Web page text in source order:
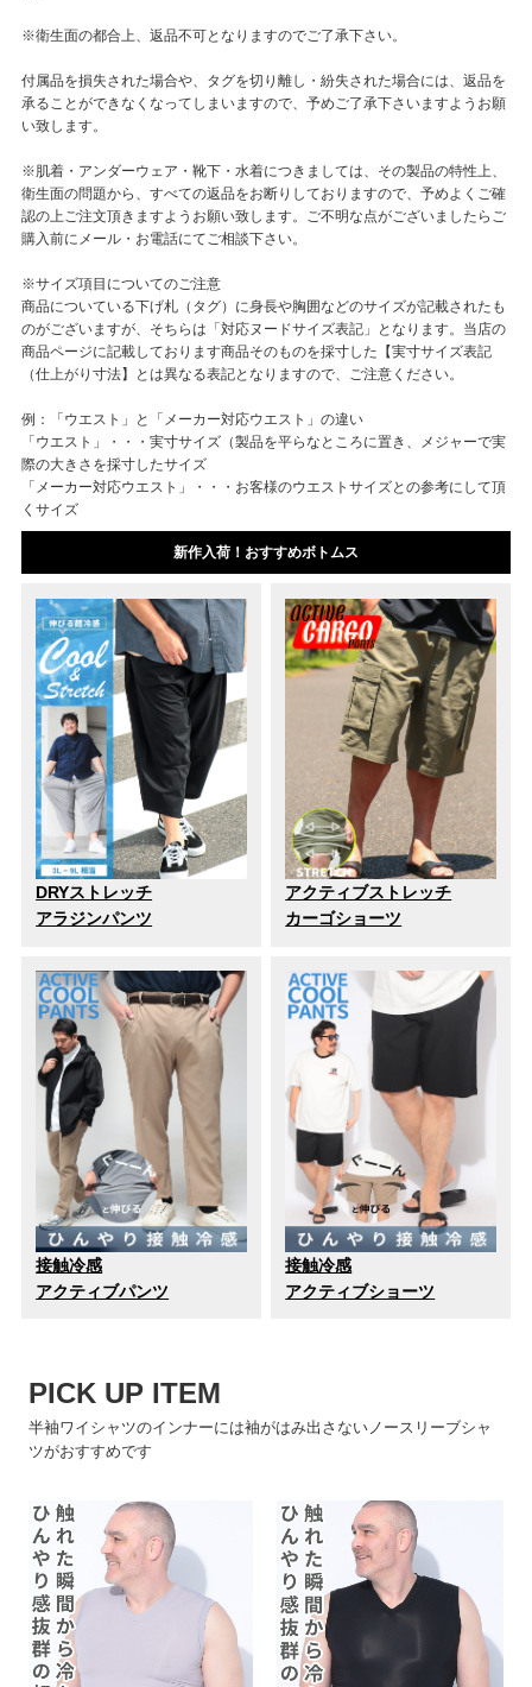
※衛生面の都合上、返品不可となりますのでご了承下さい。
付属品を損失された場合や、タグを切り離し・紛失された場合には、返品を
承ることができなくなってしまいますので、予めご了承下さいますようお願
い致します。
※肌着・アンダーウェア・靴下・水着につきましては、その製品の特性上、
衛生面の問題から、すべての返品をお断りしておりますので、予めよくご確
認の上ご注文頂きますようお願い致します。ご不明な点がございましたらご
購入前にメール・お電話にてご相談下さい。
※サイズ項目についてのご注意
商品についている下げ札（タグ）に身長や胸囲などのサイズが記載されたも
のがございますが、そちらは「対応ヌードサイズ表記」となります。当店の
商品ページに記載しております商品そのものを採寸した【実寸サイズ表記
（仕上がり寸法】とは異なる表記となりますので、ご注意ください。
例：「ウエスト」と「メーカー対応ウエスト」の違い
「ウエスト」・・・実寸サイズ（製品を平らなところに置き、メジャーで実
際の大きさを採寸したサイズ
「メーカー対応ウエスト」・・・お客様のウエストサイズとの参考にして頂
くサイズ
新作入荷！おすすめボトムス
DRYストレッチ
アラジンパンツ
アクティブストレッチ
カーゴショーツ
接触冷感
アクティブパンツ
接触冷感
アクティブショーツ
PICK UP ITEM
半袖ワイシャツのインナーには袖がはみ出さないノースリーブシャ
ツがおすすめです